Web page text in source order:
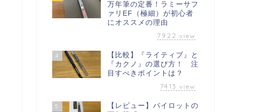
万年筆の定番！ラミーサフ
ァリEF（極細）が初心者
にオススメの理由
7922 view
4
【比較】『ライティブ』と
『カクノ』の選び方！ 注
目すべきポイントは？
7413 view
5
【レビュー】パイロットの